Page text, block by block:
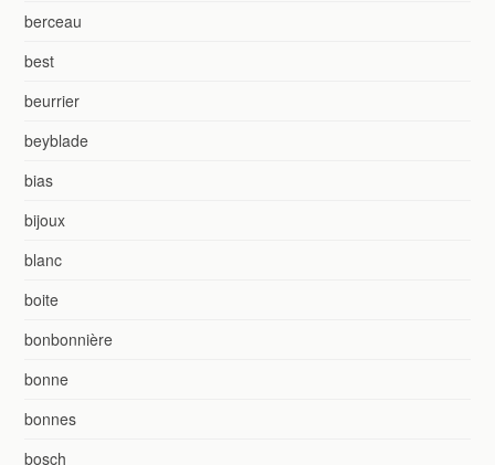
berceau
best
beurrier
beyblade
bias
bijoux
blanc
boite
bonbonnière
bonne
bonnes
bosch